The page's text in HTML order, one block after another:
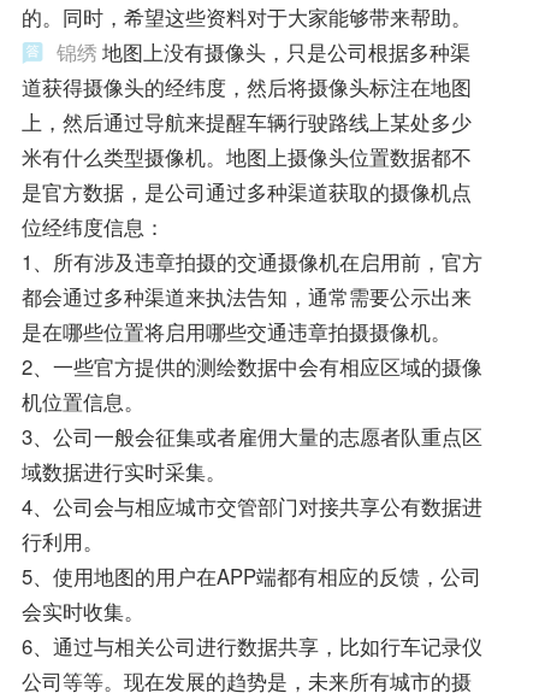
的。同时，希望这些资料对于大家能够带来帮助。
锦绣 地图上没有摄像头，只是公司根据多种渠
道获得摄像头的经纬度，然后将摄像头标注在地图
上，然后通过导航来提醒车辆行驶路线上某处多少
米有什么类型摄像机。地图上摄像头位置数据都不
是官方数据，是公司通过多种渠道获取的摄像机点
位经纬度信息：
1、所有涉及违章拍摄的交通摄像机在启用前，官方
都会通过多种渠道来执法告知，通常需要公示出来
是在哪些位置将启用哪些交通违章拍摄摄像机。
2、一些官方提供的测绘数据中会有相应区域的摄像
机位置信息。
3、公司一般会征集或者雇佣大量的志愿者队重点区
域数据进行实时采集。
4、公司会与相应城市交管部门对接共享公有数据进
行利用。
5、使用地图的用户在APP端都有相应的反馈，公司
会实时收集。
6、通过与相关公司进行数据共享，比如行车记录仪
公司等等。现在发展的趋势是，未来所有城市的摄